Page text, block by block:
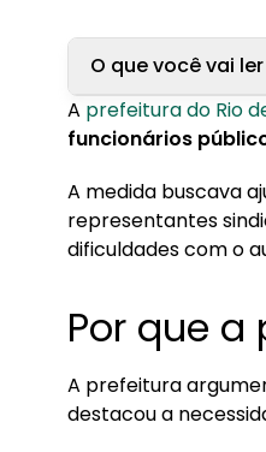
O que você vai
1. Por que a
A prefeitura do Rio
funcionários
A medida buscava
representantes
dificuldades com o
Por que
A prefeitura
destacou a